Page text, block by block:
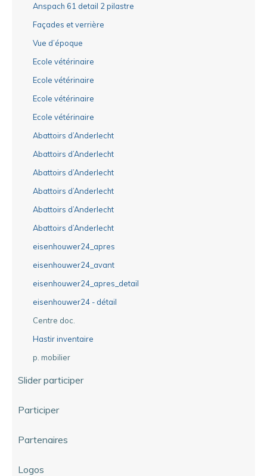
Anspach 61 detail 2 pilastre
Façades et verrière
Vue d’époque
Ecole vétérinaire
Ecole vétérinaire
Ecole vétérinaire
Ecole vétérinaire
Abattoirs d’Anderlecht
Abattoirs d’Anderlecht
Abattoirs d’Anderlecht
Abattoirs d’Anderlecht
Abattoirs d’Anderlecht
Abattoirs d’Anderlecht
eisenhouwer24_apres
eisenhouwer24_avant
eisenhouwer24_apres_detail
eisenhouwer24 - détail
Centre doc.
Hastir inventaire
p. mobilier
Slider participer
Participer
Partenaires
Logos